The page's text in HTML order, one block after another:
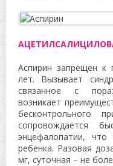
Аспирин запрещен
лет. Вызывает
связанное с
возникает
бесконтрольного
сопровождается
энцефалопатии,
ребенка. Разовая
мг, суточная – не